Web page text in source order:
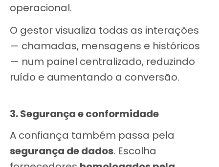
operacional.
O gestor visualiza todas as interações
— chamadas, mensagens e históricos
— num painel centralizado, reduzindo
ruído e aumentando a conversão.
3. Segurança e conformidade
A confiança também passa pela
segurança de dados. Escolha